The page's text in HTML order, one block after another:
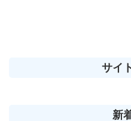
サイ
新